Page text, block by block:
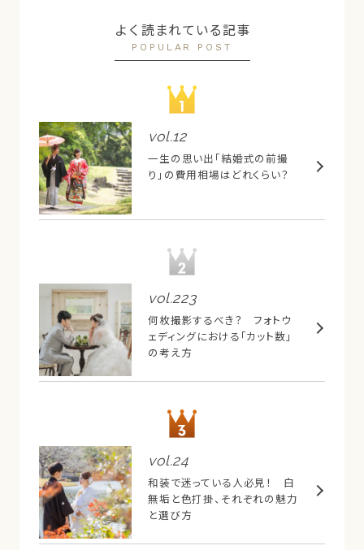
よく読まれている記事
POPULAR POST
vol.12
一生の思い出「結婚式の前撮
り」の費用相場はどれくらい？
vol.223
何枚撮影するべき？ フォトウ
ェディングにおける「カット数」
の考え方
vol.24
和装で迷っている人必見！ 白
無垢と色打掛、それぞれの魅力
と選び方